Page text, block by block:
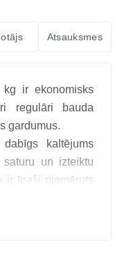
Atsauksmes
ir ekonomisks
regulāri bauda
gardumus.
kaltējums
un izteiktu
ir īpaši piemērots